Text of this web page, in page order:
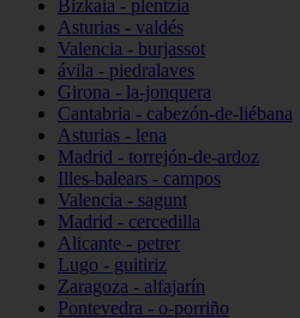
Bizkaia - plentzia
Asturias - valdés
Valencia - burjassot
ávila - piedralaves
Girona - la-jonquera
Cantabria - cabezón-de-liébana
Asturias - lena
Madrid - torrejón-de-ardoz
Illes-balears - campos
Valencia - sagunt
Madrid - cercedilla
Alicante - petrer
Lugo - guitiriz
Zaragoza - alfajarín
Pontevedra - o-porriño